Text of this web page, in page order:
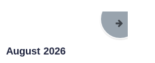
August 2026